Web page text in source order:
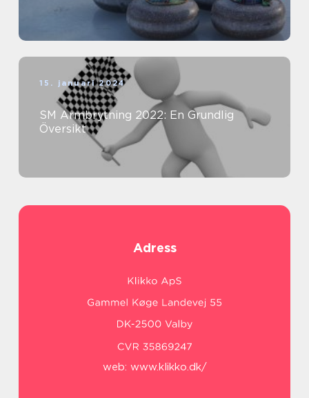
15. januari 2024
SM Armbrytning 2022: En Grundlig
Översikt
Adress
web: www.klikko.dk/